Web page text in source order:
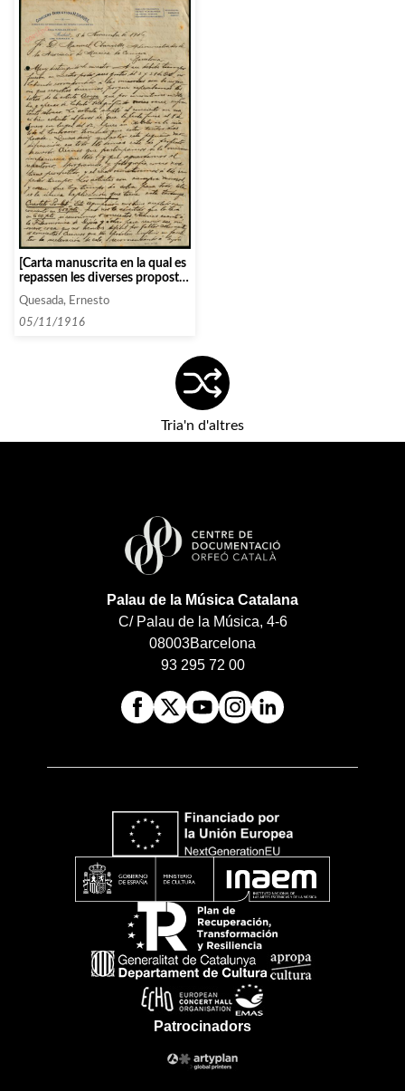
[Carta manuscrita en la qual es
repassen les diverses propostes
de l’Agència]
Quesada, Ernesto
05/11/1916
Tria'n d'altres
Palau de la Música Catalana
C/ Palau de la Música, 4-6
08003Barcelona
93 295 72 00
Patrocinadors